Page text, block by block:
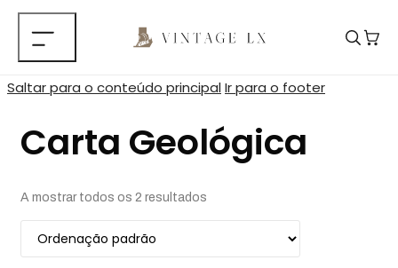
Saltar para o conteúdo principalIr para o footer
Carta Geológica
A mostrar todos os 2 resultados